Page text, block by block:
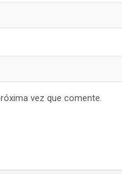
vez que comente.